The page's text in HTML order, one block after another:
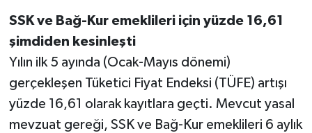
SSK ve Bağ-Kur emeklileri için yüzde 16,61
şimdiden kesinleşti
Yılın ilk 5 ayında (Ocak-Mayıs dönemi)
gerçekleşen Tüketici Fiyat Endeksi (TÜFE) artışı
yüzde 16,61 olarak kayıtlara geçti. Mevcut yasal
mevzuat gereği, SSK ve Bağ-Kur emeklileri 6 aylık